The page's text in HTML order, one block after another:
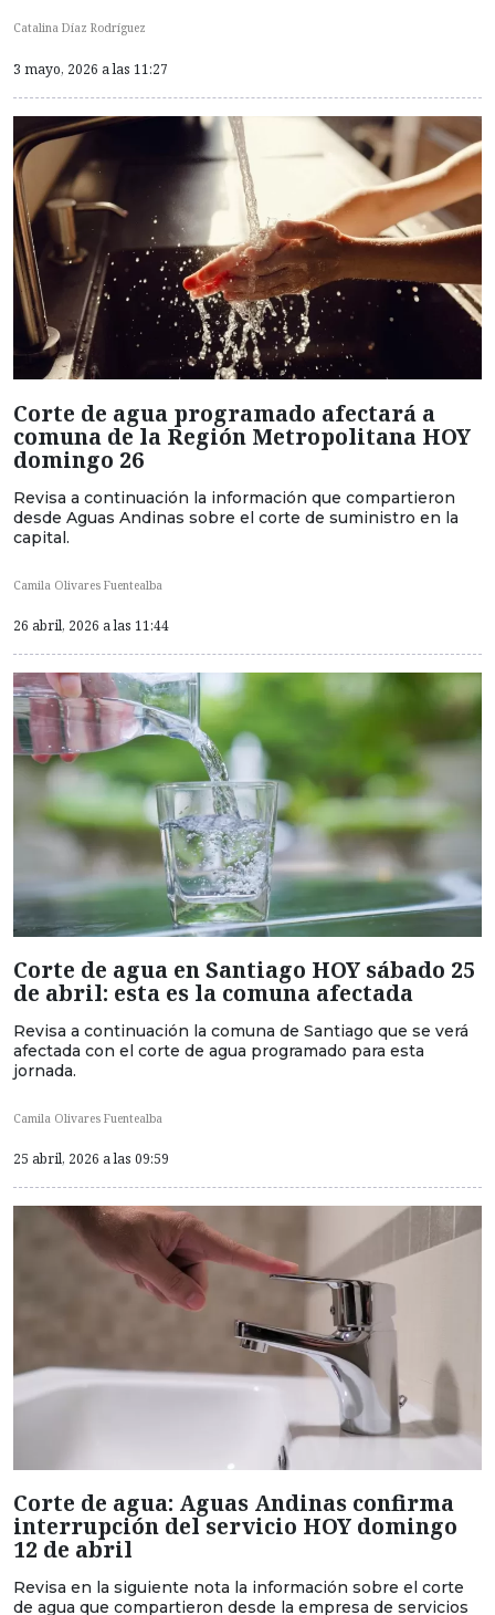
Catalina Díaz Rodríguez
3 mayo, 2026 a las 11:27
Corte de agua programado afectará a
comuna de la Región Metropolitana HOY
domingo 26
Revisa a continuación la información que compartieron
desde Aguas Andinas sobre el corte de suministro en la
capital.
Camila Olivares Fuentealba
26 abril, 2026 a las 11:44
Corte de agua en Santiago HOY sábado 25
de abril: esta es la comuna afectada
Revisa a continuación la comuna de Santiago que se verá
afectada con el corte de agua programado para esta
jornada.
Camila Olivares Fuentealba
25 abril, 2026 a las 09:59
Corte de agua: Aguas Andinas confirma
interrupción del servicio HOY domingo
12 de abril
Revisa en la siguiente nota la información sobre el corte
de agua que compartieron desde la empresa de servicios